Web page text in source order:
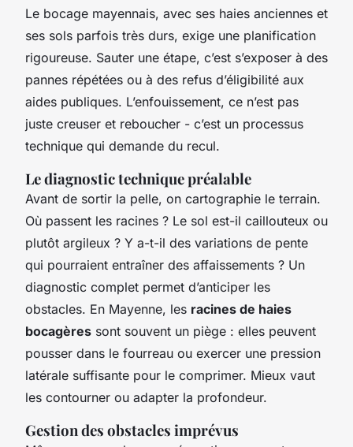
Le bocage mayennais, avec ses haies anciennes et
ses sols parfois très durs, exige une planification
rigoureuse. Sauter une étape, c’est s’exposer à des
pannes répétées ou à des refus d’éligibilité aux
aides publiques. L’enfouissement, ce n’est pas
juste creuser et reboucher - c’est un processus
technique qui demande du recul.
Le diagnostic technique préalable
Avant de sortir la pelle, on cartographie le terrain.
Où passent les racines ? Le sol est-il caillouteux ou
plutôt argileux ? Y a-t-il des variations de pente
qui pourraient entraîner des affaissements ? Un
diagnostic complet permet d’anticiper les
obstacles. En Mayenne, les racines de haies
bocagères sont souvent un piège : elles peuvent
pousser dans le fourreau ou exercer une pression
latérale suffisante pour le comprimer. Mieux vaut
les contourner ou adapter la profondeur.
Gestion des obstacles imprévus